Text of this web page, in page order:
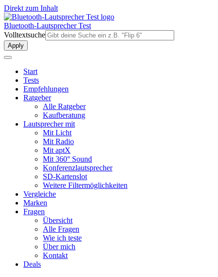
Direkt zum Inhalt
Bluetooth-Lautsprecher Test
Volltextsuche
Start
Tests
Empfehlungen
Ratgeber
Alle Ratgeber
Kaufberatung
Lautsprecher mit
Mit Licht
Mit Radio
Mit aptX
Mit 360° Sound
Konferenzlautsprecher
SD-Kartenslot
Weitere Filtermöglichkeiten
Vergleiche
Marken
Fragen
Übersicht
Alle Fragen
Wie ich teste
Über mich
Kontakt
Deals